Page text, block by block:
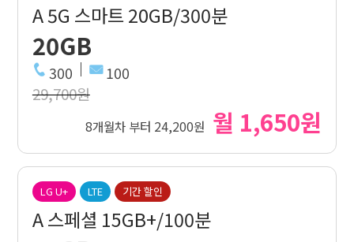
A 5G 스마트 20GB/300분
20GB
300 100
29,700원
8개월차 부터 24,200원 월 1,650원
LG U+ LTE 기간 할인
A 스페셜 15GB+/100분